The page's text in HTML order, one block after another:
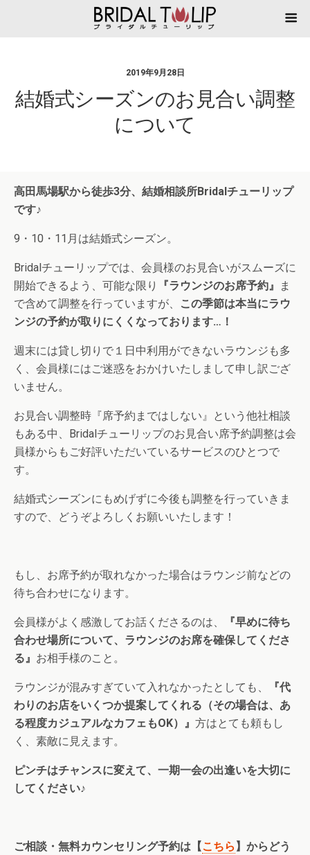
2019年9月28日
結婚式シーズンのお見合い調整
について
高田馬場駅から徒歩3分、結婚相談所Bridalチューリップ
です♪
9・10・11月は結婚式シーズン。
Bridalチューリップでは、会員様のお見合いがスムーズに
開始できるよう、可能な限り
『ラウンジのお席予約』
ま
で含めて調整を行っていますが、
この季節は本当にラウ
ンジの予約が取りにくくなっております…！
週末には貸し切りで１日中利用ができないラウンジも多
く、会員様にはご迷惑をおかけいたしまして申し訳ござ
いません。
お見合い調整時『席予約まではしない』という他社相談
もある中、Bridalチューリップのお見合い席予約調整は会
員様からもご好評いただいているサービスのひとつで
す。
結婚式シーズンにもめげずに今後も調整を行っていきま
すので、どうぞよろしくお願いいたします！
もし、お席予約が取れなかった場合はラウンジ前などの
待ち合わせになります。
会員様がよく感激してお話くださるのは、
『早めに待ち
合わせ場所について、ラウンジのお席を確保してくださ
る』 お相手様のこと。
ラウンジが混みすぎていて入れなかったとしても、
『代
わりのお店をいくつか提案してくれる（その場合は、あ
る程度カジュアルなカフェもOK）』 方はとても頼もし
く、素敵に見えます。
ピンチはチャンスに変えて、一期一会の出逢いを大切に
してください♪
ご相談・無料カウンセリング予約は【こちら 】からどう